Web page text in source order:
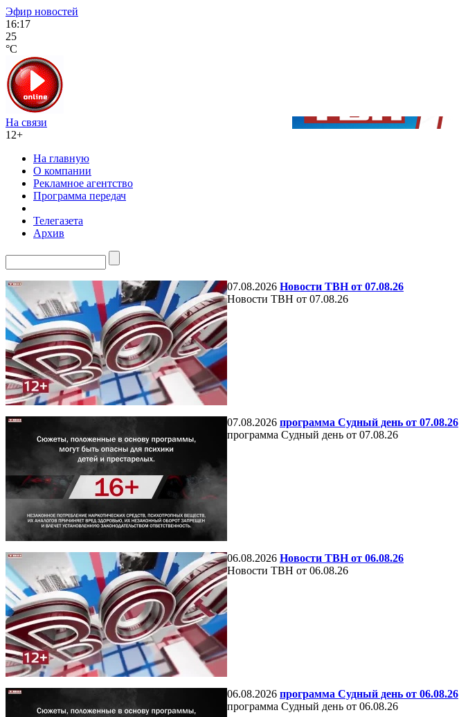
Эфир новостей
16:17
25
°C
На связи
12+
На главную
О компании
Рекламное агентство
Программа передач
Телегазета
Архив
07.08.2026 Новости ТВН от 07.08.26
Новости ТВН от 07.08.26
07.08.2026 программа Судный день от 07.08.26
программа Судный день от 07.08.26
06.08.2026 Новости ТВН от 06.08.26
Новости ТВН от 06.08.26
06.08.2026 программа Судный день от 06.08.26
программа Судный день от 06.08.26